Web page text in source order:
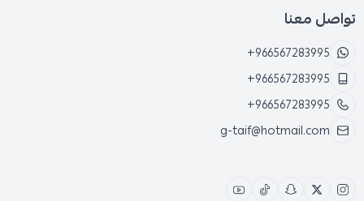
تواصل معنا
+966567283995
+966567283995
+966567283995
g-taif@hotmail.com